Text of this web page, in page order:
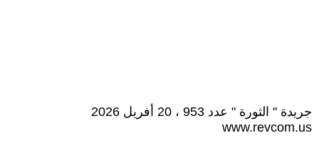
جريدة " الثورة " عدد 953 ، 20 أفريل 2026
www.revcom.us